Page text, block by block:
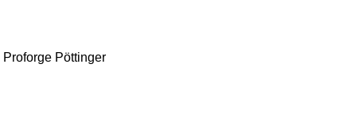
Proforge Pöttinger